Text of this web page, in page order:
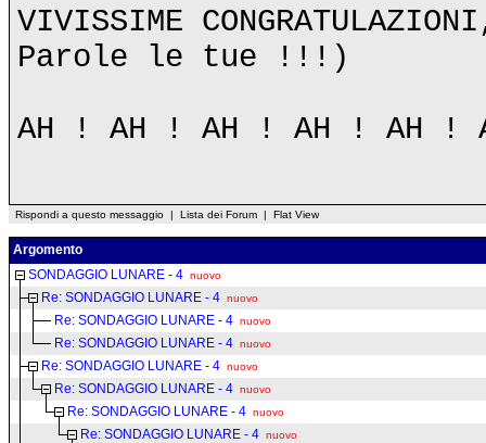
VIVISSIME
Parole le tue !!!)
AH ! AH ! AH ! AH ! AH !
Rispondi a questo messaggio | Lista dei Forum | Flat View
Argomento
SONDAGGIO LUNARE - 4 nuovo
Re: SONDAGGIO LUNARE - 4 nuovo
Re: SONDAGGIO LUNARE - 4 nuovo
Re: SONDAGGIO LUNARE - 4 nuovo
Re: SONDAGGIO LUNARE - 4 nuovo
Re: SONDAGGIO LUNARE - 4 nuovo
Re: SONDAGGIO LUNARE - 4 nuovo
Re: SONDAGGIO LUNARE - 4 nuovo